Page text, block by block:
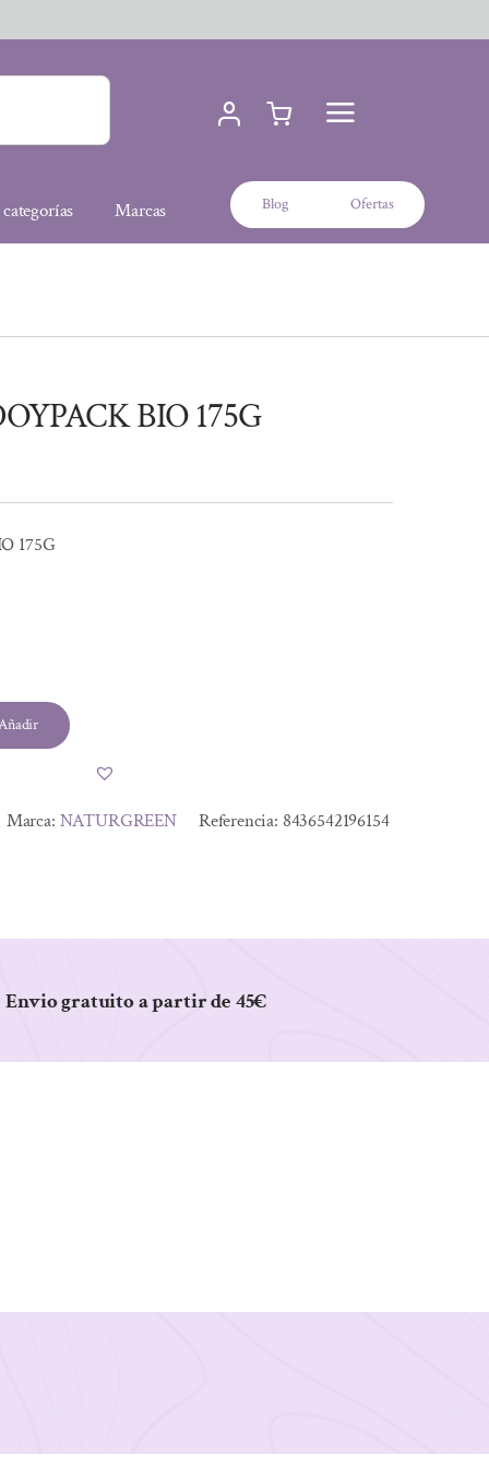
Marcas Blog Ofertas
BIO 175G
175G
Marca: NATURGREEN Referencia: 8436542196154
Envio gratuito a partir de 45€